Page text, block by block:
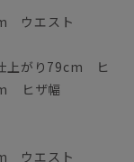
ウエスト
上がり79cm ヒ
ヒザ幅
ウエスト